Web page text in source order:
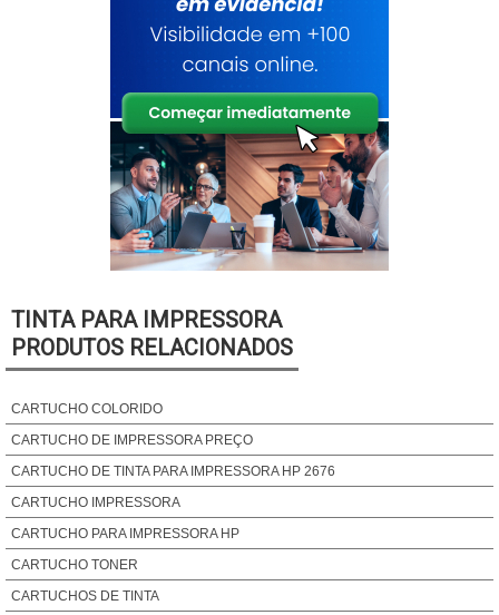
TINTA PARA IMPRESSORA
PRODUTOS RELACIONADOS
CARTUCHO COLORIDO
CARTUCHO DE IMPRESSORA PREÇO
CARTUCHO DE TINTA PARA IMPRESSORA HP 2676
CARTUCHO IMPRESSORA
CARTUCHO PARA IMPRESSORA HP
CARTUCHO TONER
CARTUCHOS DE TINTA